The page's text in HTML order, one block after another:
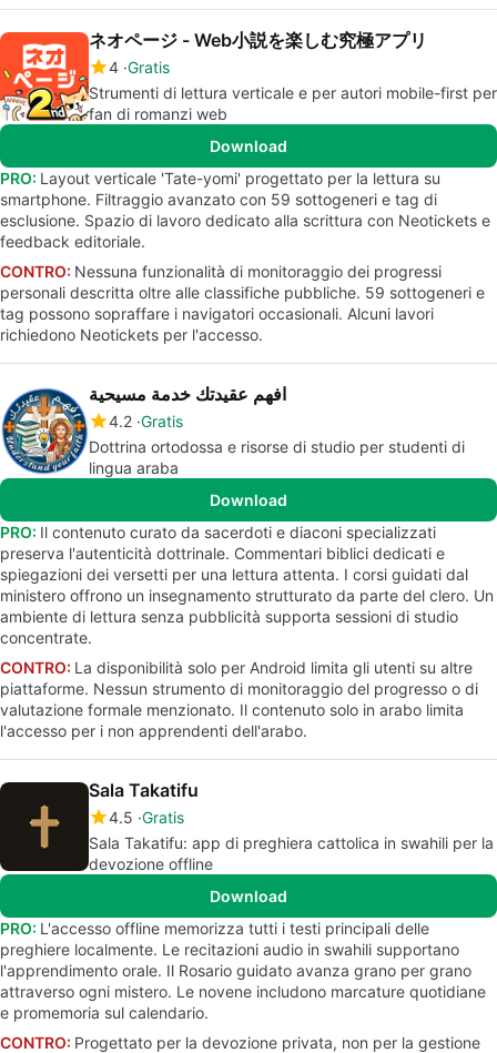
ネオページ - Web小説を楽しむ究極アプリ
4 Gratis
Strumenti di lettura verticale e per autori mobile-first per
fan di romanzi web
Download
PRO: Layout verticale 'Tate-yomi' progettato per la lettura su
smartphone. Filtraggio avanzato con 59 sottogeneri e tag di
esclusione. Spazio di lavoro dedicato alla scrittura con Neotickets e
feedback editoriale.
CONTRO: Nessuna funzionalità di monitoraggio dei progressi
personali descritta oltre alle classifiche pubbliche. 59 sottogeneri e
tag possono sopraffare i navigatori occasionali. Alcuni lavori
richiedono Neotickets per l'accesso.
افهم عقيدتك خدمة مسيحية
4.2 Gratis
Dottrina ortodossa e risorse di studio per studenti di
lingua araba
Download
PRO: Il contenuto curato da sacerdoti e diaconi specializzati
preserva l'autenticità dottrinale. Commentari biblici dedicati e
spiegazioni dei versetti per una lettura attenta. I corsi guidati dal
ministero offrono un insegnamento strutturato da parte del clero. Un
ambiente di lettura senza pubblicità supporta sessioni di studio
concentrate.
CONTRO: La disponibilità solo per Android limita gli utenti su altre
piattaforme. Nessun strumento di monitoraggio del progresso o di
valutazione formale menzionato. Il contenuto solo in arabo limita
l'accesso per i non apprendenti dell'arabo.
Sala Takatifu
4.5 Gratis
Sala Takatifu: app di preghiera cattolica in swahili per la
devozione offline
Download
PRO: L'accesso offline memorizza tutti i testi principali delle
preghiere localmente. Le recitazioni audio in swahili supportano
l'apprendimento orale. Il Rosario guidato avanza grano per grano
attraverso ogni mistero. Le novene includono marcature quotidiane
e promemoria sul calendario.
CONTRO: Progettato per la devozione privata, non per la gestione